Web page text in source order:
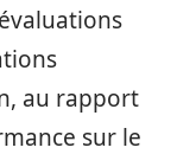
au rapport
sur le